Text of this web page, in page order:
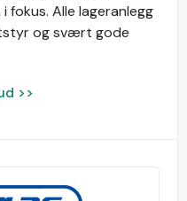
fokus. Alle lageranlegg
og svært gode
>>